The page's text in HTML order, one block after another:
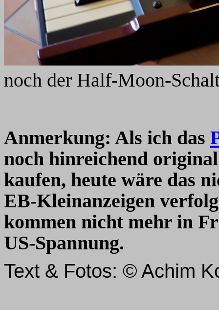
noch der Half-Moon-
Anmerkung: Als ich das
noch hinreichend
kaufen, heute wäre das
EB-Kleinanzeigen
kommen nicht mehr in
US-Spannung.
Text & Fotos: © Achim